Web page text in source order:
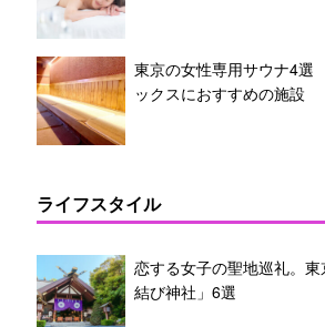
東京の女性専用サウナ4選
ックスにおすすめの施設
ライフスタイル
恋する女子の聖地巡礼。
結び神社」6選